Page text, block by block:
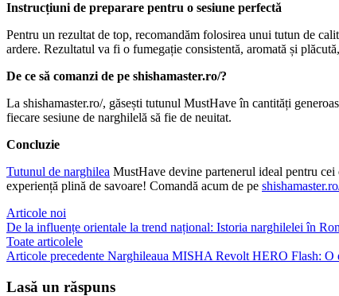
Instrucțiuni de preparare pentru o sesiune perfectă
Pentru un rezultat de top, recomandăm folosirea unui tutun de
ardere. Rezultatul va fi o fumegație consistentă, aromată și
De ce să comanzi de pe shishamaster.ro/?
La shishamaster.ro/, găsești tutunul MustHave în cantități
fiecare sesiune de narghilelă să fie de neuitat.
Concluzie
Tutunul de narghilea MustHave devine partenerul ideal pentru cei
experiență plină de savoare! Comandă acum de pe
Articole noi
De la influențe orientale la trend național: Istoria narghilelei în
Toate articolele
Articole precedente Narghileaua MISHA Revolt HERO Flash: O
Lasă un răspuns